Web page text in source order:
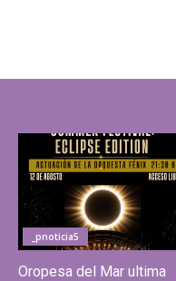
_pnoticia5
Oropesa del Mar ultima